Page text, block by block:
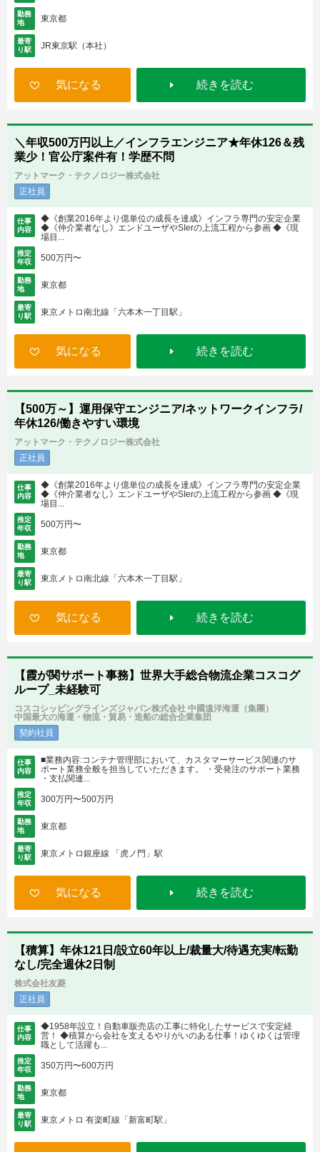
勤務
地
東京都
最寄
り駅
JR東京駅（本社）
気になる 続きを読む
＼年収500万円以上／インフラエンジニア★年休126＆残
業少！官公庁案件有！学歴不問
アットマーク・テクノロジー株式会社
正社員
仕事
内容
◆《創業2016年より億単位の成長を達成》インフラ専門の安定企業
◆《仲介業者なし》エンドユーザやSIerの上流工程から参画 ◆《現
場目...
推定
年収
500万円〜
勤務
地
東京都
最寄
り駅
東京メトロ南北線「六本木一丁目駅」
気になる 続きを読む
【500万～】運用保守エンジニア/ネットワークインフラ/
年休126/働きやすい環境
アットマーク・テクノロジー株式会社
正社員
仕事
内容
◆《創業2016年より億単位の成長を達成》インフラ専門の安定企業
◆《仲介業者なし》エンドユーザやSIerの上流工程から参画 ◆《現
場目...
推定
年収
500万円〜
勤務
地
東京都
最寄
り駅
東京メトロ南北線「六本木一丁目駅」
気になる 続きを読む
【霞が関サポート事務】世界大手総合物流企業コスコグ
ループ_未経験可
コスコシッピングラインズジャパン株式会社 中國遠洋海運（集團）
中国最大の海運・物流・貿易・造船の総合企業集団
契約社員
仕事
内容
■業務内容:コンテナ管理部において、カスタマーサービス関連のサ
ポート業務全般を担当していただきます。 ・受発注のサポート業務
・支払関連...
推定
年収
300万円〜500万円
勤務
地
東京都
最寄
り駅
東京メトロ銀座線 「虎ノ門」駅
気になる 続きを読む
【積算】年休121日/設立60年以上/裁量大/待遇充実/転勤
なし/完全週休2日制
株式会社友菱
正社員
仕事
内容
◆1958年設立！自動車販売店の工事に特化したサービスで安定経
営！ ◆積算から会社を支えるやりがいのある仕事！ゆくゆくは管理
職として活躍も...
推定
年収
350万円〜600万円
勤務
地
東京都
最寄
り駅
東京メトロ 有楽町線「新富町駅」